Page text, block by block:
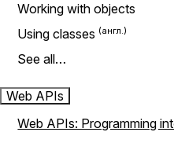
Working with objects
Using classes
See all…
Web APIs
Web APIs: Programming